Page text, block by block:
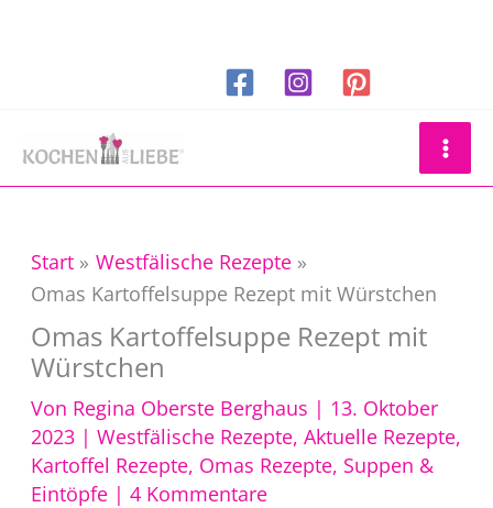
Start
Westfälische Rezepte
Omas Kartoffelsuppe Rezept mit Würstchen
Omas Kartoffelsuppe Rezept mit
Würstchen
Von Regina Oberste Berghaus | 13. Oktober
2023 | Westfälische Rezepte, Aktuelle Rezepte,
Kartoffel Rezepte, Omas Rezepte, Suppen &
Eintöpfe| 4 Kommentare